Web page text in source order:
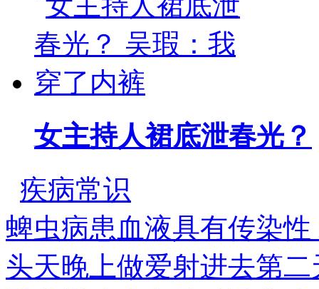
女主持人裙底泄春光？
疾病常识
蜱虫病患血液具有传染
头天晚上做爱射进去第